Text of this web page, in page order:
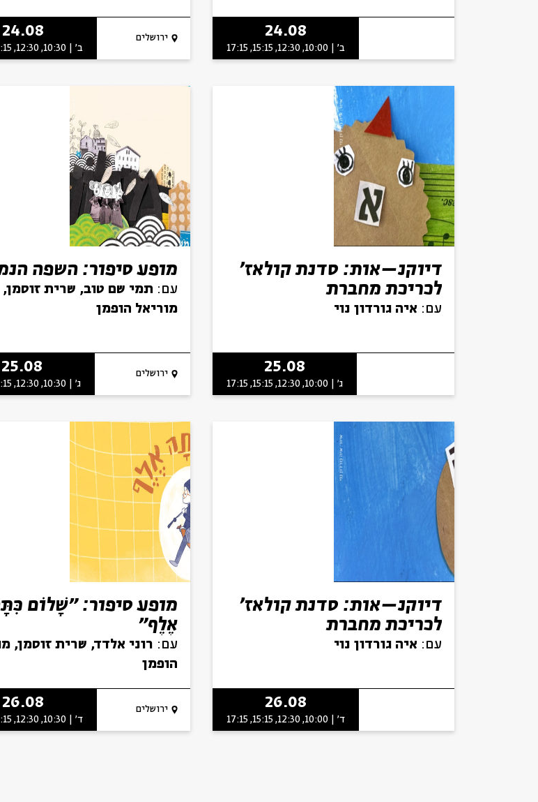
24.08
ב' | 10:00, 12:30, 15:15, 17:15
ירושלים 24.08
ב' | 10:30, 12:30, 15:15, 18:00
דיוקנ–אות: סדנת קולאז'
לכריכת מחברת
עם: איה גורדון נוי
25.08
ג' | 10:00, 12:30, 15:15, 17:15
מופע סיפור: השפה
עם: תמי שם טוב, שרית זוסמן,
מוריאל הופמן
ירושלים 25.08
ג' | 10:30, 12:30, 15:15, 18:00
דיוקנ–אות: סדנת קולאז'
לכריכת מחברת
עם: איה גורדון נוי
26.08
ד' | 10:00, 12:30, 15:15, 17:15
מופע סיפור: ״שָׁלוֹם
אֶלֶף״
עם: רוני אלדד, שרית זוסמן,
הופמן
ירושלים 26.08
ד' | 10:30, 12:30, 15:15, 18:00